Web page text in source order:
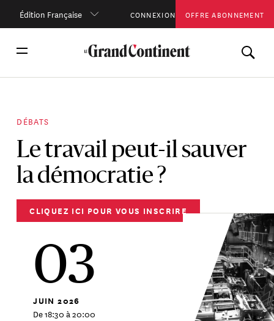
Édition Française CONNEXION OFFRE ABONNEMENT
DÉBATS
Le travail peut-il sauver
la démocratie ?
CLIQUEZ ICI POUR VOUS INSCRIRE
03
JUIN 2026
De 18:30 à 20:00